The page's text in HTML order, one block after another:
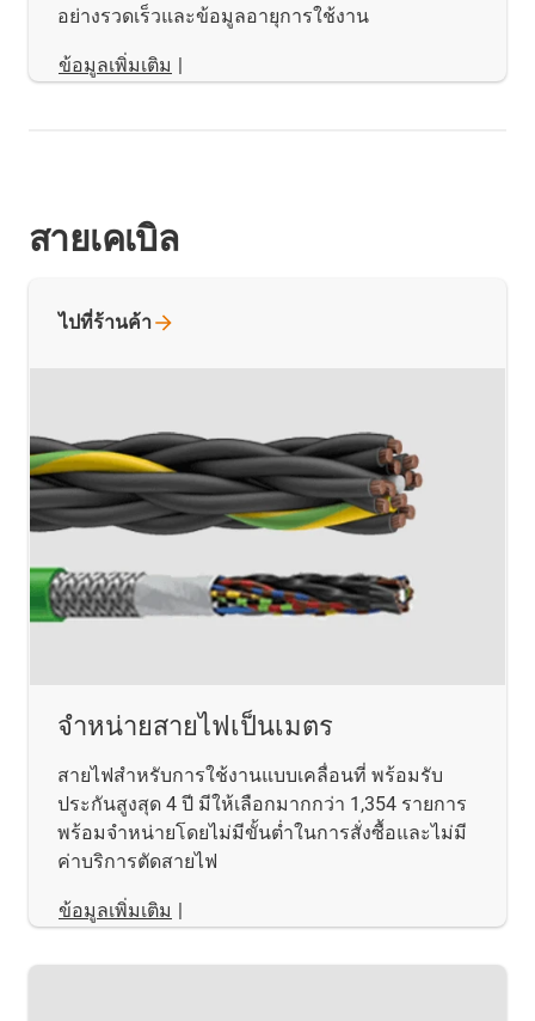
อย่างรวดเร็วและข้อมูลอายุการใช้งาน
ข้อมูลเพิ่มเติม |
สายเคเบิล
จำหน่ายสายไฟเป็นเมตร
สายไฟสำหรับการใช้งานแบบเคลื่อนที่ พร้อมรับ
ประกันสูงสุด 4 ปี มีให้เลือกมากกว่า 1,354 รายการ
พร้อมจำหน่ายโดยไม่มีขั้นต่ำในการสั่งซื้อและไม่มี
ค่าบริการตัดสายไฟ
ข้อมูลเพิ่มเติม |
ไปที่ร้านค้า